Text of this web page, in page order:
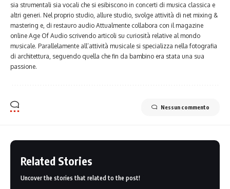
sia strumentali sia vocali che si esibiscono in concerti di musica classica e
altri generi. Nel proprio studio, allure studio, svolge attività di net mixing &
mastering e, di restauro audio Attualmente collabora con il magazine
online Age Of Audio scrivendo articoli su curiosità relative al mondo
musicale. Parallelamente all’attività musicale si specializza nella fotografia
di architettura, seguendo quella che fin da bambino era stata una sua
passione.
Nessun commento
Related Stories
Uncover the stories that related to the post!